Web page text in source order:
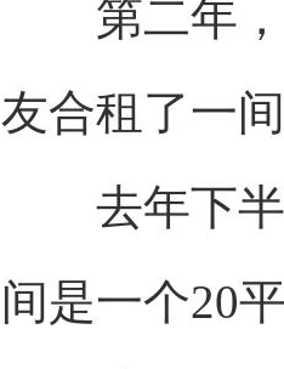
第二年，
友合租了一
去年下半
间是一个20